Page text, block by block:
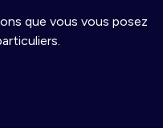
que vous vous posez